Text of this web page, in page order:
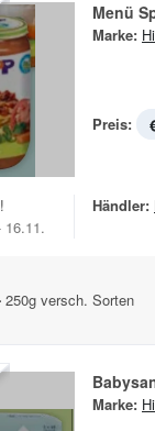
Menü
Marke:
Preis:
16.11.
Händler:
250g versch. Sorten
Marke: